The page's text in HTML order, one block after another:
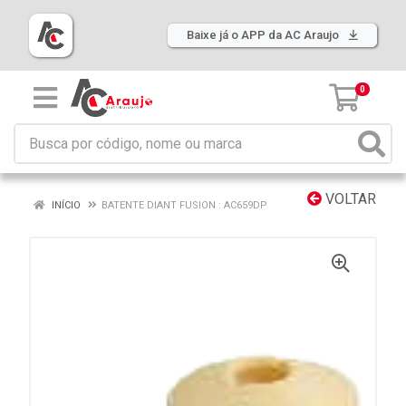
Baixe já o APP da AC Araujo
0
VOLTAR
INÍCIO BATENTE DIANT FUSION : AC659DP